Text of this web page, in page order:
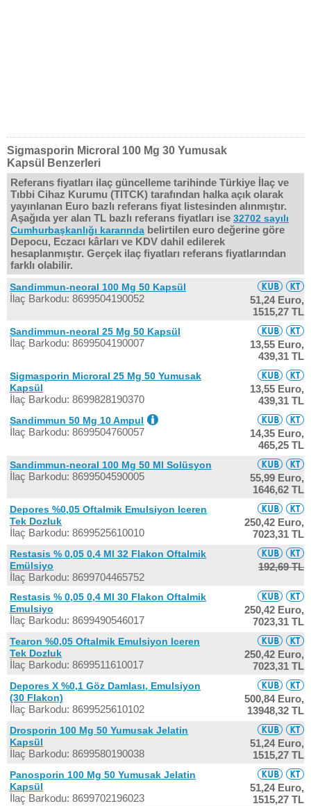
Sigmasporin Microral 100 Mg 30 Yumusak
Kapsül Benzerleri
Referans fiyatları ilaç güncelleme tarihinde Türkiye İlaç ve
Tıbbi Cihaz Kurumu (TITCK) tarafından halka açık olarak
yayınlanan Euro bazlı referans fiyat listesinden alınmıştır.
Aşağıda yer alan TL bazlı referans fiyatları ise 32702 sayılı
Cumhurbaşkanlığı kararında belirtilen euro değerine göre
Depocu, Eczacı kârları ve KDV dahil edilerek
hesaplanmıştır. Gerçek ilaç fiyatları referans fiyatlarından
farklı olabilir.
Sandimmun-neoral 100 Mg 50 Kapsül
İlaç Barkodu: 8699504190052
51,24 Euro,
1515,27 TL
Sandimmun-neoral 25 Mg 50 Kapsül
İlaç Barkodu: 8699504190007
13,55 Euro,
439,31 TL
Sigmasporin Microral 25 Mg 50 Yumusak
Kapsül
İlaç Barkodu: 8699828190370
13,55 Euro,
439,31 TL
Sandimmun 50 Mg 10 Ampul
İlaç Barkodu: 8699504760057
14,35 Euro,
465,25 TL
Sandimmun-neoral 100 Mg 50 Ml Solüsyon
İlaç Barkodu: 8699504590005
55,99 Euro,
1646,62 TL
Depores %0,05 Oftalmik Emulsiyon Iceren
Tek Dozluk
İlaç Barkodu: 8699525610010
250,42 Euro,
7023,31 TL
Restasis % 0,05 0,4 Ml 32 Flakon Oftalmik
Emülsiyo
İlaç Barkodu: 8699704465752
192,69 TL
Restasis % 0,05 0,4 Ml 30 Flakon Oftalmik
Emulsiyo
İlaç Barkodu: 8699490546017
250,42 Euro,
7023,31 TL
Tearon %0,05 Oftalmik Emulsiyon Iceren
Tek Dozluk
İlaç Barkodu: 8699511610017
250,42 Euro,
7023,31 TL
Depores X %0,1 Göz Damlası, Emulsiyon
(30 Flakon)
İlaç Barkodu: 8699525610102
500,84 Euro,
13948,32 TL
Drosporin 100 Mg 50 Yumusak Jelatin
Kapsül
İlaç Barkodu: 8699580190038
51,24 Euro,
1515,27 TL
Panosporin 100 Mg 50 Yumusak Jelatin
Kapsül
İlaç Barkodu: 8699702196023
51,24 Euro,
1515,27 TL